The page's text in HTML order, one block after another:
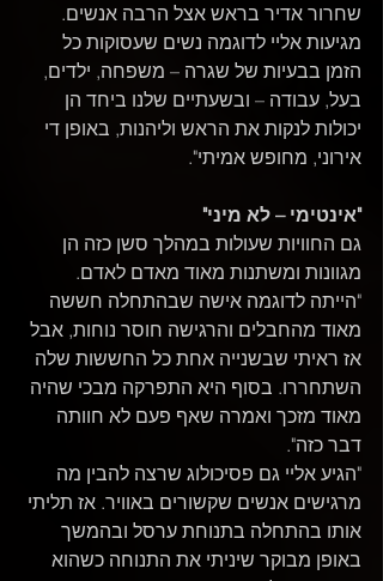
שחרור אדיר בראש אצל הרבה אנשים.
מגיעות אליי לדוגמה נשים שעסוקות כל
הזמן בבעיות של שגרה – משפחה, ילדים,
בעל, עבודה – ובשעתיים שלנו ביחד הן
יכולות לנקות את הראש וליהנות, באופן די
אירוני, מחופש אמיתי".
"אינטימי – לא מיני"
גם החוויות שעולות במהלך סשן כזה הן
מגוונות ומשתנות מאוד מאדם לאדם.
"הייתה לדוגמה אישה שבהתחלה חששה
מאוד מהחבלים והרגישה חוסר נוחות, אבל
אז ראיתי שבשנייה אחת כל החששות שלה
השתחררו. בסוף היא התפרקה מבכי שהיה
מאוד מזכך ואמרה שאף פעם לא חוותה
דבר כזה".
"הגיע אליי גם פסיכולוג שרצה להבין מה
מרגישים אנשים שקשורים באוויר. אז תליתי
אותו בהתחלה בתנוחת ערסל ובהמשך
באופן מבוקר שיניתי את התנוחה כשהוא